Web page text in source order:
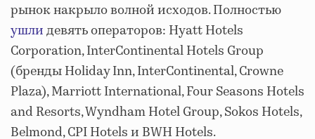
рынок накрыло волной исходов. Полностью
ушлидевять операторов: Hyatt Hotels
Corporation, InterContinental Hotels Group
(бренды Holiday Inn, InterContinental, Crowne
Plaza), Marriott International, Four Seasons Hotels
and Resorts, Wyndham Hotel Group, Sokos Hotels,
Belmond, CPI Hotels и BWH Hotels.